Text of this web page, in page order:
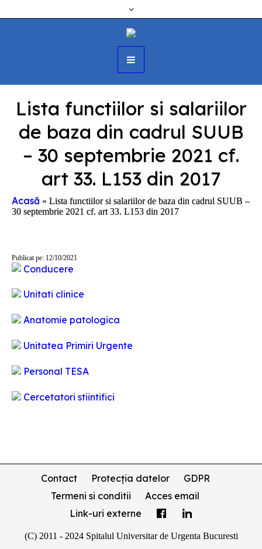
Lista functiilor si salariilor
de baza din cadrul SUUB
– 30 septembrie 2021 cf.
art 33. L153 din 2017
Acasă » Lista functiilor si salariilor de baza din cadrul SUUB –
30 septembrie 2021 cf. art 33. L153 din 2017
Publicat pe: 12/10/2021
Conducere
Unitati clinice
Anatomie patologica
Unitatea Primiri Urgente
Personal TESA
Cercetatori stiintifici
Contact Protecția datelor
GDPR
Termeni si conditii
Acces email
Link-uri externe
(C) 2011 - 2024 Spitalul Universitar de Urgenta Bucuresti